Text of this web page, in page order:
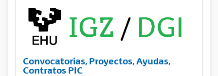
Convocatorias, Proyectos, Ayudas,
Contratos PIC